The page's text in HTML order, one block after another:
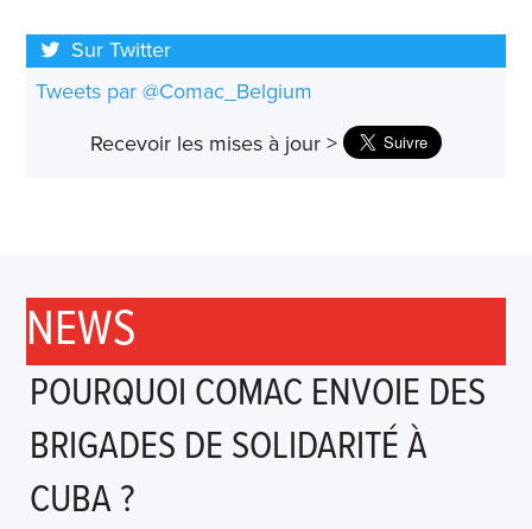
Sur Twitter
Tweets par @Comac_Belgium
Recevoir les mises à jour >
NEWS
POURQUOI COMAC ENVOIE DES
BRIGADES DE SOLIDARITÉ À
CUBA ?